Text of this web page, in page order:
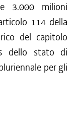
3.000 milioni
114 della
del capitolo
dello stato di
per gli